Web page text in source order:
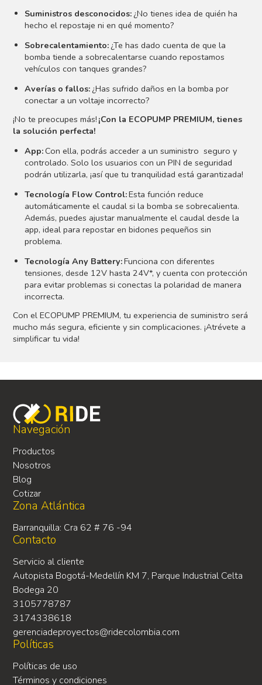
Suministros desconocidos: ¿No tienes idea de quién ha
hecho el repostaje ni en qué momento?
Sobrecalentamiento: ¿Te has dado cuenta de que la
bomba tiende a sobrecalentarse cuando repostamos
vehículos con tanques grandes?
Averías o fallos: ¿Has sufrido daños en la bomba por
conectar a un voltaje incorrecto?
¡No te preocupes más! ¡Con la ECOPUMP PREMIUM, tienes
la solución perfecta!
App:Con ella, podrás acceder a un suministro seguro y
controlado. Solo los usuarios con un PIN de seguridad
podrán utilizarla, ¡así que tu tranquilidad está garantizada!
Tecnología Flow Control:Esta función reduce
automáticamente el caudal si la bomba se sobrecalienta.
Además, puedes ajustar manualmente el caudal desde la
app, ideal para repostar en bidones pequeños sin
problema.
Tecnología Any Battery:Funciona con diferentes
tensiones, desde 12V hasta 24V*, y cuenta con protección
para evitar problemas si conectas la polaridad de manera
incorrecta.
Con el ECOPUMP PREMIUM, tu experiencia de suministro será
mucho más segura, eficiente y sin complicaciones. ¡Atrévete a
simplificar tu vida!
Navegación
Productos
Nosotros
Blog
Cotizar
Zona Atlántica
Barranquilla: Cra 62 # 76 -94
Contacto
Servicio al cliente
Autopista Bogotá-Medellín KM 7, Parque Industrial Celta
Bodega 20
3105778787
3174338618
gerenciadeproyectos@ridecolombia.com
Políticas
Políticas de uso
Términos y condiciones